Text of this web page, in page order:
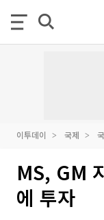
이투데이 국제
MS, GM
에 투자